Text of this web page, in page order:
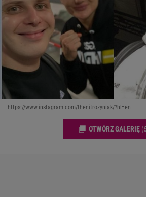
https://www.instagram.com/thenitrozyniak/?hl=en
OTWÓRZ GALERIĘ